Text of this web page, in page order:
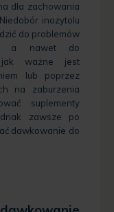
dla zachowania
inozytolu
do problemów
a nawet do
jak ważne jest
lub poprzez
na zaburzenia
suplementy
zawsze po
dawkowanie do